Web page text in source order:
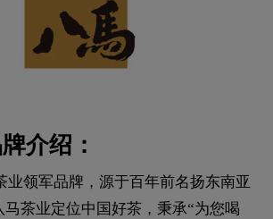
介绍：
业领军品牌，源于百年前名扬东南亚
茶业定位中国好茶，秉承“为您喝